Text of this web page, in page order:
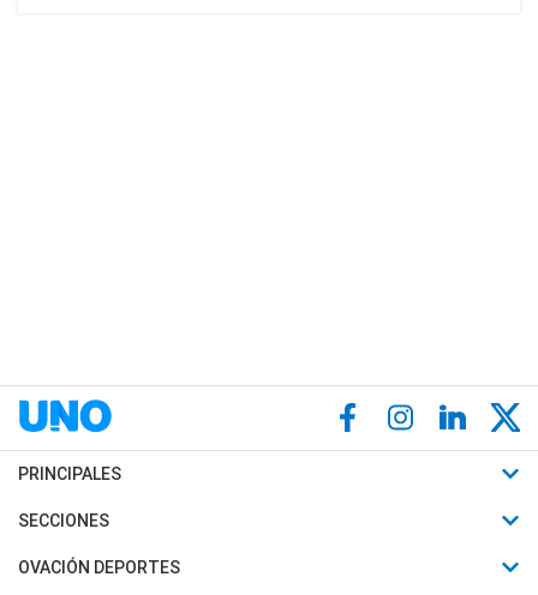
PRINCIPALES
Últimas Noticias
Política
SECCIONES
Horóscopo
OVACIÓN DEPORTES